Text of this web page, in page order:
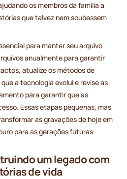
os membros da família a
que talvez nem soubessem
para manter seu arquivo
anualmente para garantir
atualize os métodos de
a tecnologia evolui e revise as
para garantir que as
Essas etapas pequenas, mas
as gravações de hoje em
para as gerações futuras.
um legado com
de vida